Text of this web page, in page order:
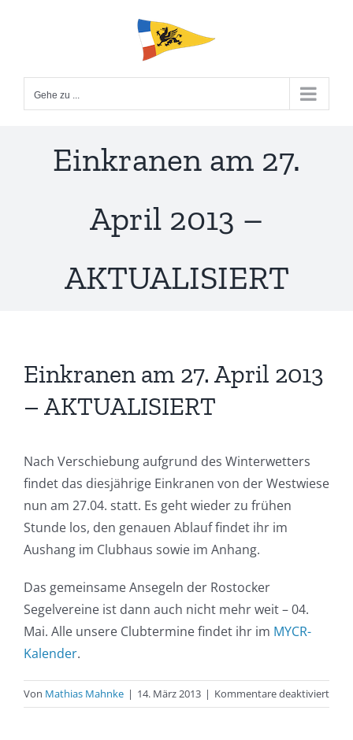
Gehe zu ...
Einkranen am 27.
April 2013 –
AKTUALISIERT
Einkranen am 27. April 2013
– AKTUALISIERT
Nach Verschiebung aufgrund des Winterwetters
findet das diesjährige Einkranen von der Westwiese
nun am 27.04. statt. Es geht wieder zu frühen
Stunde los, den genauen Ablauf findet ihr im
Aushang im Clubhaus sowie im Anhang.
Das gemeinsame Ansegeln der Rostocker
Segelvereine ist dann auch nicht mehr weit – 04.
Mai. Alle unsere Clubtermine findet ihr im MYCR-
Kalender.
Von Mathias Mahnke | 14. März 2013 | Kommentare deaktiviertfür